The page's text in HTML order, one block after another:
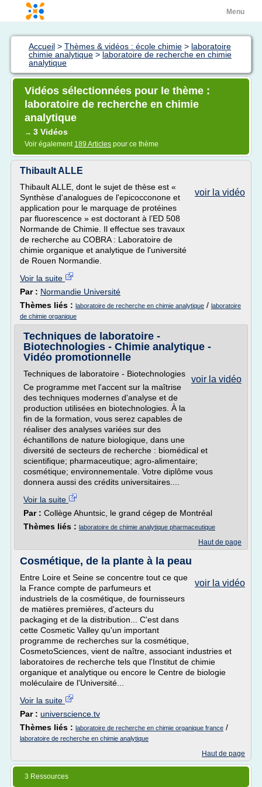
Menu
Accueil > Thèmes & vidéos : école chimie > laboratoire
chimie analytique > laboratoire de recherche en chimie
analytique
Vidéos sélectionnées pour le thème :
laboratoire de recherche en chimie
analytique
→ 3 Vidéos
Voir également 189 Articles pour ce thème
Thibault ALLE
voir la vidéo
Thibault ALLE, dont le sujet de thèse est «
Synthèse d'analogues de l'epicocconone et
application pour le marquage de protéines
par fluorescence » est doctorant à l’ED 508
Normande de Chimie. Il effectue ses travaux
de recherche au COBRA : Laboratoire de
chimie organique et analytique de l'université
de Rouen Normandie.
Voir la suite
Par : Normandie Université
Thèmes liés : laboratoire de recherche en chimie analytique / laboratoire
de chimie organique
Techniques de laboratoire -
Biotechnologies - Chimie analytique -
Vidéo promotionnelle
voir la vidéo
Techniques de laboratoire - Biotechnologies
Ce programme met l'accent sur la maîtrise
des techniques modernes d'analyse et de
production utilisées en biotechnologies. À la
fin de la formation, vous serez capables de
réaliser des analyses variées sur des
échantillons de nature biologique, dans une
diversité de secteurs de recherche : biomédical et
scientifique; pharmaceutique; agro-alimentaire;
cosmétique; environnementale. Votre diplôme vous
donnera aussi des crédits universitaires....
Voir la suite
Par : Collège Ahuntsic, le grand cégep de Montréal
Thèmes liés : laboratoire de chimie analytique pharmaceutique
Haut de page
Cosmétique, de la plante à la peau
voir la vidéo
Entre Loire et Seine se concentre tout ce que
la France compte de parfumeurs et
industriels de la cosmétique, de fournisseurs
de matières premières, d'acteurs du
packaging et de la distribution... C'est dans
cette Cosmetic Valley qu'un important
programme de recherches sur la cosmétique,
CosmetoSciences, vient de naître, associant industries et
laboratoires de recherche tels que l'Institut de chimie
organique et analytique ou encore le Centre de biologie
moléculaire de l'Université...
Voir la suite
Par : universcience.tv
Thèmes liés : laboratoire de recherche en chimie organique france /
laboratoire de recherche en chimie analytique
Haut de page
3 Ressources